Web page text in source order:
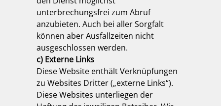
unterbrechungsfrei zum Abruf
anzubieten. Auch bei aller Sorgfalt
können aber Ausfallzeiten nicht
ausgeschlossen werden.
c) Externe Links
Diese Website enthält Verknüpfungen
zu Websites Dritter („externe Links“).
Diese Websites unterliegen der